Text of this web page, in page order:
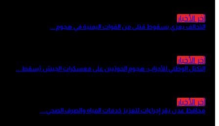
آخر الأخبار
التحالف يعزي بسقوط قتلى من القوات اليمنية في هجوم...
آخر الأخبار
التكتل الوطني للأحزاب: هجوم الحوثيين على معسكرات الجيش يُسقط...
آخر الأخبار
محافظ عدن يقر إجراءات لتعزيز خدمات المياه والصرف الصحي...